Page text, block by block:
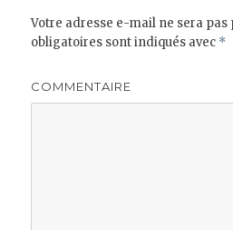
Votre adresse e-mail ne sera pas
obligatoires sont indiqués avec *
COMMENTAIRE